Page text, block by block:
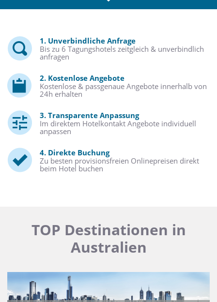
1. Unverbindliche Anfrage
Bis zu 6 Tagungshotels zeitgleich & unverbindlich
anfragen
2. Kostenlose Angebote
Kostenlose & passgenaue Angebote innerhalb von
24h erhalten
3. Transparente Anpassung
Im direktem Hotelkontakt Angebote individuell
anpassen
4. Direkte Buchung
Zu besten provisionsfreien Onlinepreisen direkt
beim Hotel buchen
TOP Destinationen in
Australien